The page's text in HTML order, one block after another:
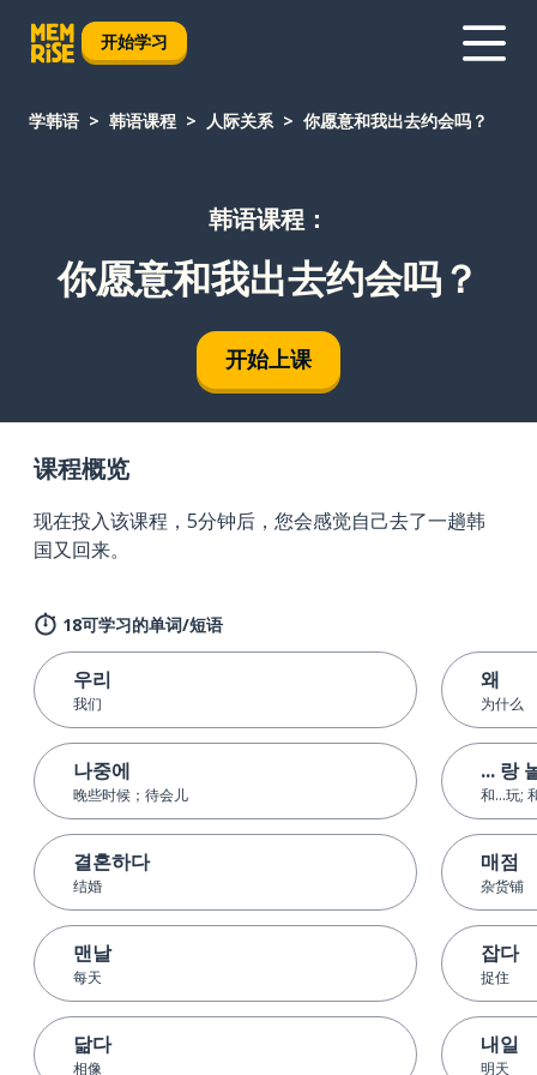
开始学习
学韩语 韩语课程 人际关系 你愿意和我出去约会吗？
韩语课程：
你愿意和我出去约会吗？
开始上课
课程概览
现在投入该课程，5分钟后，您会感觉自己去了一趟韩
国又回来。
18可学习的单词/短语
우리
我们
나중에
晚些时候；待会儿
결혼하다
结婚
맨날
每天
닮다
相像
왜
为什么
... 랑
和...玩;
매점
杂货铺
잡다
捉住
내일
明天